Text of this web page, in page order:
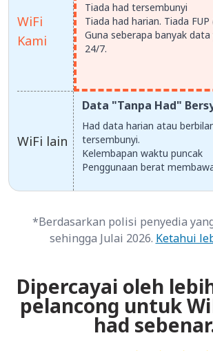
WiFi
Kami
WiFi lain
Tiada had tersembunyi
Tiada had harian. Tiada FUP
Guna seberapa banyak
24/7.
Data "Tanpa Had"
Had data harian atau
tersembunyi.
Kelembapan waktu puncak
Penggunaan berat
*Berdasarkan polisi penyedia
sehingga Julai 2026. Ketahui
Dipercayai oleh
pelancong untuk
had